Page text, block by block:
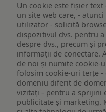
Un cookie este fişier
un site web care, -
utilizator - solicită
dispozitivul dvs. pentru
despre dvs., precum și
informații de conectare.
de noi și numite cookie-
folosim cookie-uri terțe
domeniu diferit de
vizitați - pentru a sprijini
publicitate și marketing.